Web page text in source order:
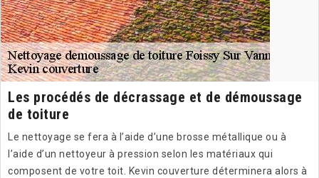
Les procédés de décrassage et de démoussage
de toiture
Le nettoyage se fera à l’aide d’une brosse métallique ou à
l’aide d’un nettoyeur à pression selon les matériaux qui
composent de votre toit. Kevin couverture déterminera alors à